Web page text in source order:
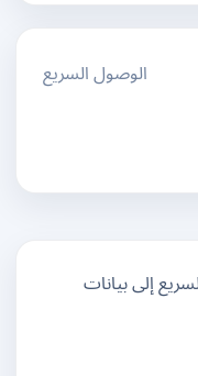
الوصول السريع
بيانات